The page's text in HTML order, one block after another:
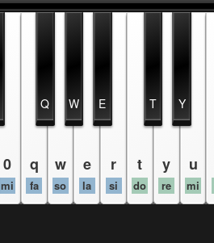
0
mi
q
fa
w
so
e
la
r
si
t
do
y
re
u
mi
Q W E T Y